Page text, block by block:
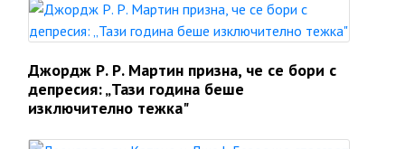
Джордж Р. Р. Мартин призна, че се бори с
депресия: „Тази година беше
изключително тежка"